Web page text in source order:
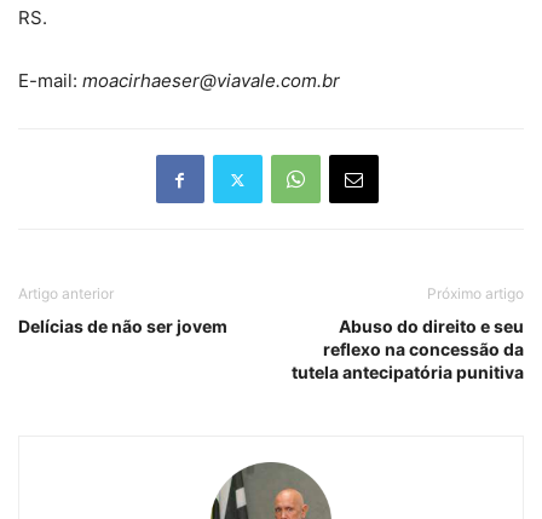
RS.
E-mail: moacirhaeser@viavale.com.br
Artigo anterior
Delícias de não ser jovem
Próximo artigo
Abuso do direito e seu
reflexo na concessão da
tutela antecipatória punitiva